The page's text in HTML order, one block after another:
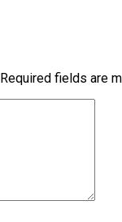
Required fields are